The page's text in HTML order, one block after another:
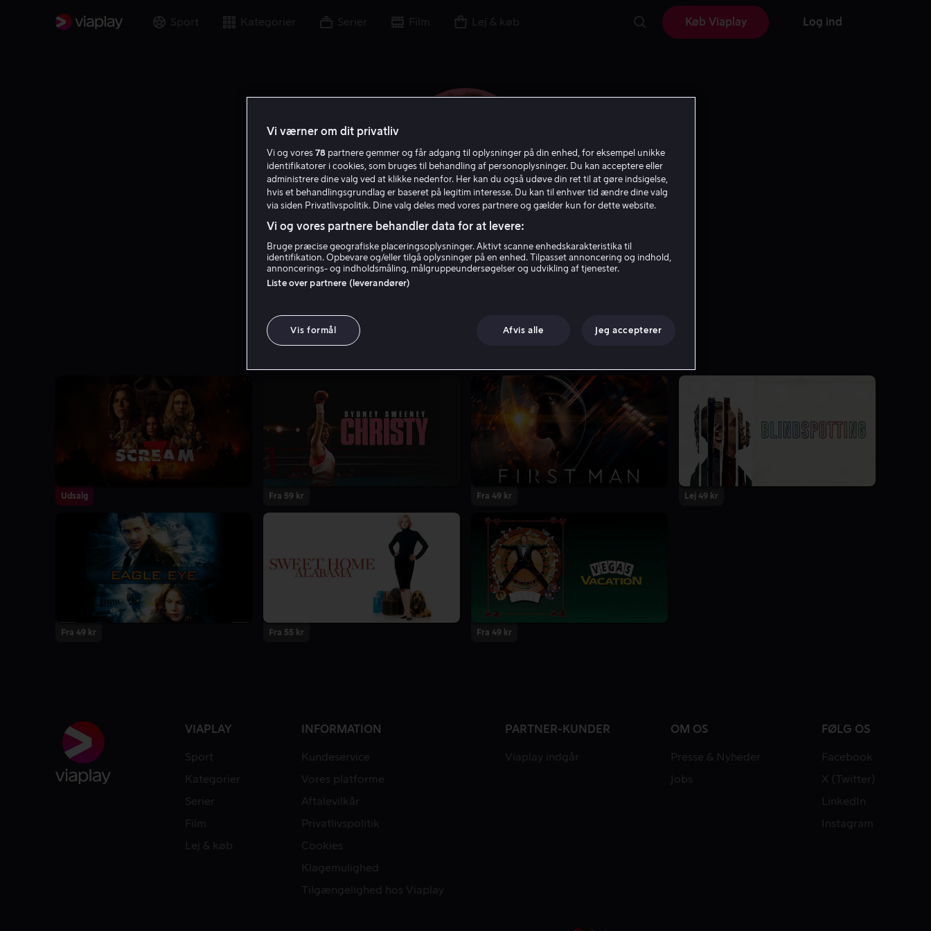
Sport Kategorier Serier Film Lej & køb Køb Viaplay Log ind
Ethan Embry
Udsalg Fra 59 kr Fra 49 kr Lej 49 kr
Fra 49 kr Fra 55 kr Fra 49 kr
VIAPLAY
Sport
Kategorier
Serier
Film
Lej & køb
INFORMATION
Kundeservice
Vores platforme
Aftalevilkår
Privatlivspolitik
Cookies
Klagemulighed
Tilgængelighed hos Viaplay
PARTNER-KUNDER
Viaplay indgår
OM OS
Presse & Nyheder
Jobs
FØLG OS
Facebook
X (Twitter)
LinkedIn
Instagram
Vi værner om dit privatliv
Vi og vores 78 partnere gemmer og får adgang til oplysninger på din enhed, for eksempel unikke
identifikatorer i cookies, som bruges til behandling af personoplysninger. Du kan acceptere eller
administrere dine valg ved at klikke nedenfor. Her kan du også udøve din ret til at gøre indsigelse,
hvis et behandlingsgrundlag er baseret på legitim interesse. Du kan til enhver tid ændre dine valg
via siden Privatlivspolitik. Dine valg deles med vores partnere og gælder kun for dette website.
Vi og vores partnere behandler data for at levere:
Bruge præcise geografiske placeringsoplysninger. Aktivt scanne enhedskarakteristika til
identifikation. Opbevare og/eller tilgå oplysninger på en enhed. Tilpasset annoncering og indhold,
annoncerings- og indholdsmåling, målgruppeundersøgelser og udvikling af tjenester.
Liste over partnere (leverandører)
Vis formål Afvis alle Jeg accepterer